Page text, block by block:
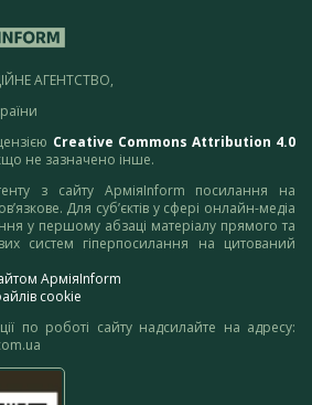
АГЕНТСТВО,
Creative Commons Attribution 4.0
не зазначено інше.
з сайту АрміяInform посилання на
Для суб’єктів у сфері онлайн-медіа
у першому абзаці матеріалу прямого та
систем гіперпосилання на цитований
АрміяInform
cookie
по роботі сайту надсилайте на адресу: